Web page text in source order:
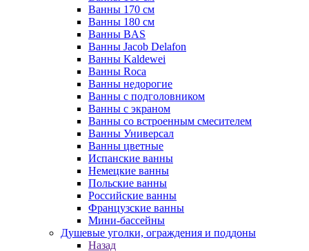
Ванны 170 см
Ванны 180 см
Ванны BAS
Ванны Jacob Delafon
Ванны Kaldewei
Ванны Roca
Ванны недорогие
Ванны с подголовником
Ванны с экраном
Ванны со встроенным смесителем
Ванны Универсал
Ванны цветные
Испанские ванны
Немецкие ванны
Польские ванны
Российские ванны
Французские ванны
Мини-бассейны
Душевые уголки, ограждения и поддоны
Назад